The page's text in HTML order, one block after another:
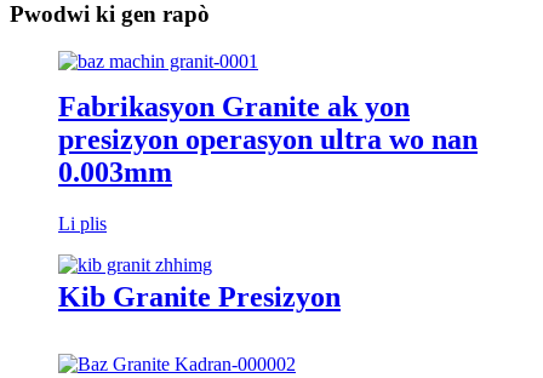
Pwodwi ki gen rapò
Fabrikasyon Granite ak yon
presizyon operasyon ultra wo nan
0.003mm
Li plis
Kib Granite Presizyon